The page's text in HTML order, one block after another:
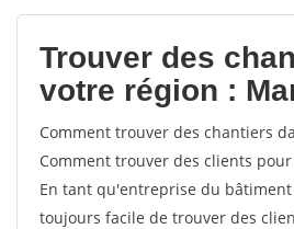
votes
Trouver des
votre région :
Comment trouver des chantiers
Comment trouver des clients
En tant qu'entreprise du
toujours facile de trouver des